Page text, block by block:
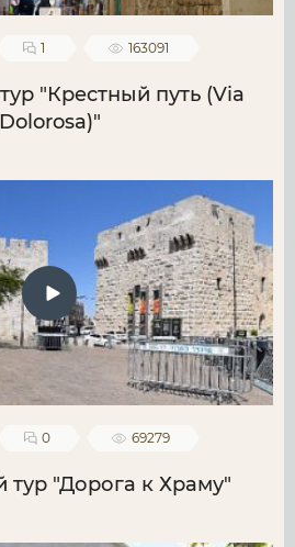
1 163091
"Крестный путь (Via
Dolorosa)"
0 69279
тур "Дорога к Храму"